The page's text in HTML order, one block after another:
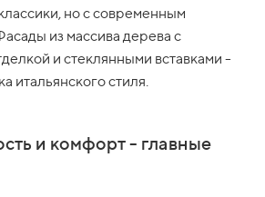
но с современным
из массива дерева с
и стеклянными вставками -
итальянского стиля.
и комфорт - главные